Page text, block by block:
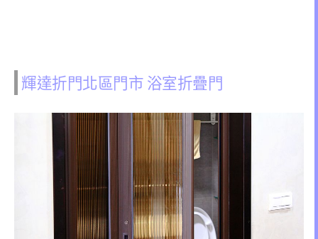
輝達折門北區門市 浴室折疊門